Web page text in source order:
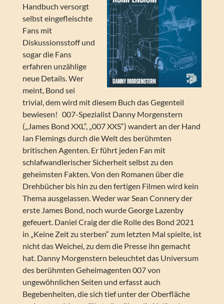
Handbuch versorgt
selbst eingefleischte
Fans mit
Diskussionsstoff und
sogar die Fans
erfahren unzählige
neue Details. Wer
meint, Bond sei
trivial, dem wird mit diesem Buch das Gegenteil
bewiesen! 007-Spezialist Danny Morgenstern
(„James Bond XXL“, „007 XXS“) wandert an der Hand
Ian Flemings durch die Welt des berühmten
britischen Agenten. Er führt jeden Fan mit
schlafwandlerischer Sicherheit selbst zu den
geheimsten Fakten. Von den Romanen über die
Drehbücher bis hin zu den fertigen Filmen wird kein
Thema ausgelassen. Weder war Sean Connery der
erste James Bond, noch wurde George Lazenby
gefeuert. Daniel Craig der die Rolle des Bond 2021
in „Keine Zeit zu sterben“ zum letzten Mal spielte, ist
nicht das Weichei, zu dem die Presse ihn gemacht
hat. Danny Morgenstern beleuchtet das Universum
des berühmten Geheimagenten 007 von
ungewöhnlichen Seiten und erfasst auch
Begebenheiten, die sich tief unter der Oberfläche